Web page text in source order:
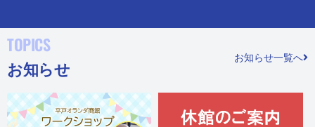
TOPICS
お知らせ
お知らせ一覧へ